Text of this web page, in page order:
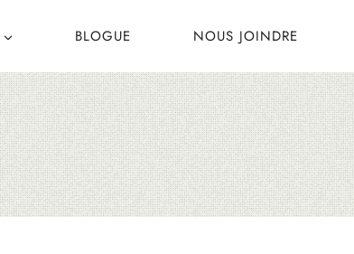
BLOGUE NOUS JOINDRE